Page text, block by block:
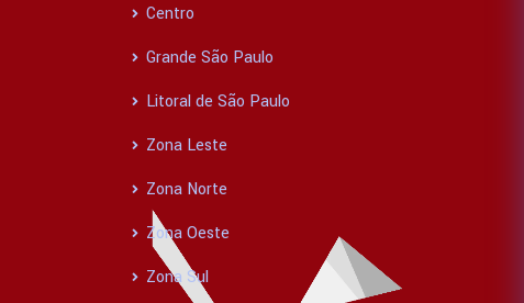
Centro
Grande São Paulo
Litoral de São Paulo
Zona Leste
Zona Norte
Zona Oeste
Zona Sul